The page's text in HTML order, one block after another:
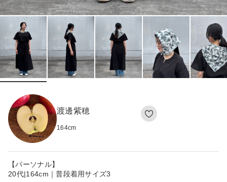
渡邊紫穂
164cm
【パーソナル】
20代|164cm｜普段着用サイズ3